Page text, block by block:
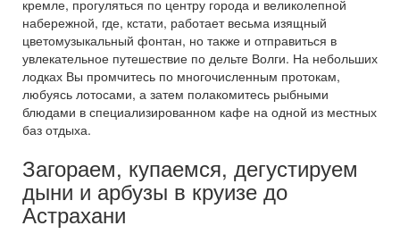
кремле, прогуляться по центру города и великолепной
набережной, где, кстати, работает весьма изящный
цветомузыкальный фонтан, но также и отправиться в
увлекательное путешествие по дельте Волги. На небольших
лодках Вы промчитесь по многочисленным протокам,
любуясь лотосами, а затем полакомитесь рыбными
блюдами в специализированном кафе на одной из местных
баз отдыха.
Загораем, купаемся, дегустируем
дыни и арбузы в круизе до
Астрахани